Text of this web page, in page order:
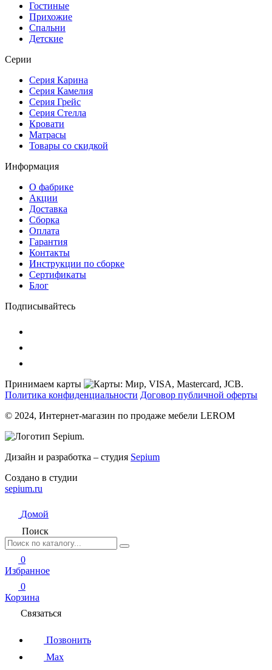
Гостиные
Прихожие
Спальни
Детские
Серии
Серия Карина
Серия Камелия
Серия Грейс
Серия Стелла
Кровати
Матрасы
Товары со скидкой
Информация
О фабрике
Акции
Доставка
Сборка
Оплата
Гарантия
Контакты
Инструкции по сборке
Сертификаты
Блог
Подписывайтесь
Принимаем карты
Политика конфиденциальности Договор публичной оферты
© 2024, Интернет-магазин по продаже мебели LEROM
Дизайн и разработка – студия Sepium
Создано в студии
sepium.ru
Домой
Поиск
0
Избранное
0
Корзина
Связаться
Позвонить
Max